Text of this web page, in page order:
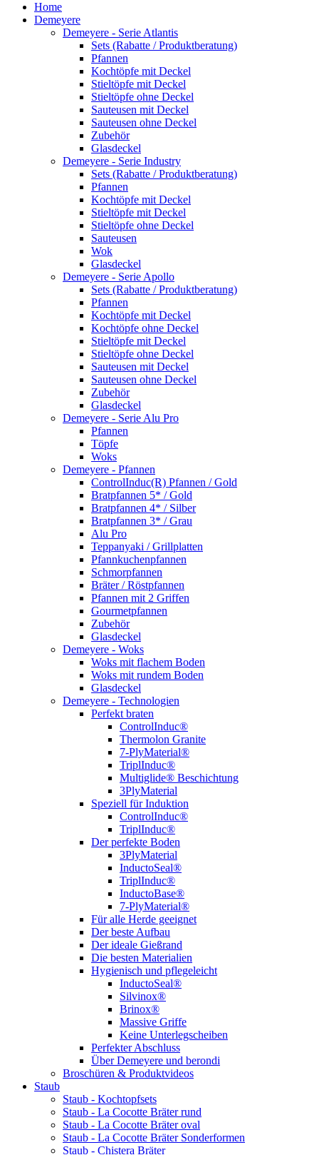
Home
Demeyere
Demeyere - Serie Atlantis
Sets (Rabatte / Produktberatung)
Pfannen
Kochtöpfe mit Deckel
Stieltöpfe mit Deckel
Stieltöpfe ohne Deckel
Sauteusen mit Deckel
Sauteusen ohne Deckel
Zubehör
Glasdeckel
Demeyere - Serie Industry
Sets (Rabatte / Produktberatung)
Pfannen
Kochtöpfe mit Deckel
Stieltöpfe mit Deckel
Stieltöpfe ohne Deckel
Sauteusen
Wok
Glasdeckel
Demeyere - Serie Apollo
Sets (Rabatte / Produktberatung)
Pfannen
Kochtöpfe mit Deckel
Kochtöpfe ohne Deckel
Stieltöpfe mit Deckel
Stieltöpfe ohne Deckel
Sauteusen mit Deckel
Sauteusen ohne Deckel
Zubehör
Glasdeckel
Demeyere - Serie Alu Pro
Pfannen
Töpfe
Woks
Demeyere - Pfannen
ControlInduc(R) Pfannen / Gold
Bratpfannen 5* / Gold
Bratpfannen 4* / Silber
Bratpfannen 3* / Grau
Alu Pro
Teppanyaki / Grillplatten
Pfannkuchenpfannen
Schmorpfannen
Bräter / Röstpfannen
Pfannen mit 2 Griffen
Gourmetpfannen
Zubehör
Glasdeckel
Demeyere - Woks
Woks mit flachem Boden
Woks mit rundem Boden
Glasdeckel
Demeyere - Technologien
Perfekt braten
ControlInduc®
Thermolon Granite
7-PlyMaterial®
TriplInduc®
Multiglide® Beschichtung
3PlyMaterial
Speziell für Induktion
ControlInduc®
TriplInduc®
Der perfekte Boden
3PlyMaterial
InductoSeal®
TriplInduc®
InductoBase®
7-PlyMaterial®
Für alle Herde geeignet
Der beste Aufbau
Der ideale Gießrand
Die besten Materialien
Hygienisch und pflegeleicht
InductoSeal®
Silvinox®
Brinox®
Massive Griffe
Keine Unterlegscheiben
Perfekter Abschluss
Über Demeyere und berondi
Broschüren & Produktvideos
Staub
Staub - Kochtopfsets
Staub - La Cocotte Bräter rund
Staub - La Cocotte Bräter oval
Staub - La Cocotte Bräter Sonderformen
Staub - Chistera Bräter